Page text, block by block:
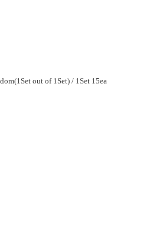
out of 1Set) / 1Set 15ea